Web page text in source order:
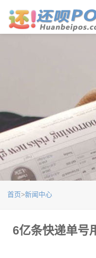
首页>新闻中心
6亿条快递单号